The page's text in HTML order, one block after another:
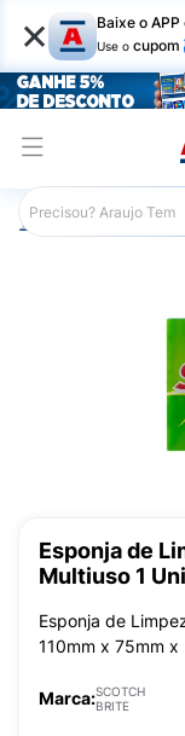
× Baixe o APP
Use o cupom
Araujo Mercado
Esponja de
Multiuso 1
Esponja de
110mm x 75mm
Marca:SCOTCH
BRITE